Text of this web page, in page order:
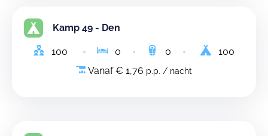
Kamp 49 - Den
100 0 0
100
Vanaf € 1,76 p.p. / nacht